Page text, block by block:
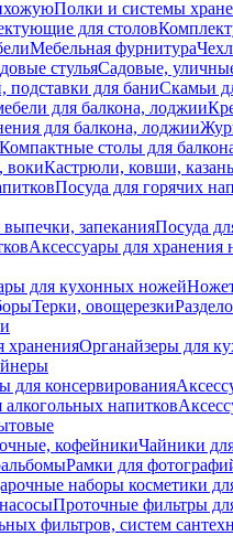
Полки и системы
для столов
Мебельная фурнитура
стульяСадовые,
подставки для баниСкамьи
для балкона, лоджии
для балкона, лоджии
Компактные столы для
вокиКастрюли, ковши,
Посуда для горячих
запеканияПосуда
Аксессуары для хранения
для кухонных ножей
Терки, овощерезки
храненияОрганайзеры для
для консервирования
напитков
кофейникиЧайники
Рамки для
наборы косметики
Проточные фильтры
фильтров, систем